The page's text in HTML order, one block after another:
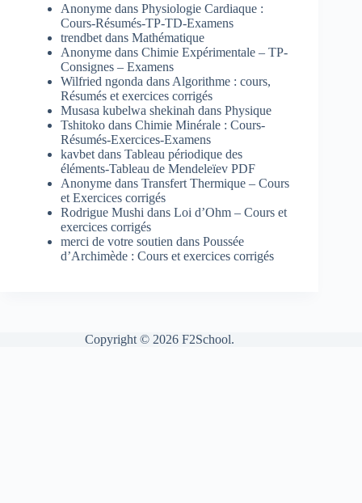
Anonyme dans Physiologie Cardiaque :
Cours-Résumés-TP-TD-Examens
trendbet dans Mathématique
Anonyme dans Chimie Expérimentale – TP-
Consignes – Examens
Wilfried ngonda dans Algorithme : cours,
Résumés et exercices corrigés
Musasa kubelwa shekinah dans Physique
Tshitoko dans Chimie Minérale : Cours-
Résumés-Exercices-Examens
kavbet dans Tableau périodique des
éléments-Tableau de Mendeleïev PDF
Anonyme dans Transfert Thermique – Cours
et Exercices corrigés
Rodrigue Mushi dans Loi d’Ohm – Cours et
exercices corrigés
merci de votre soutien dans Poussée
d’Archimède : Cours et exercices corrigés
Copyright © 2026 F2School.